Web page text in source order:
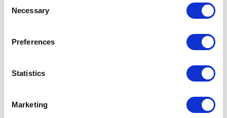
Selection
Necessary
Preferences
Statistics
Marketing
Cultivar al balcó: permet valorar la feina del camp, ser conscient del
pas de les estacions i gaudir durant la collita
No malbaratar els aliments: per raons econòmiques, ambientals i
socials
consumidors, supermercats cooperatius,voluntariat, etc.
Promoure el consum sostenible: com més gent s’impliqui, millor per
al planeta